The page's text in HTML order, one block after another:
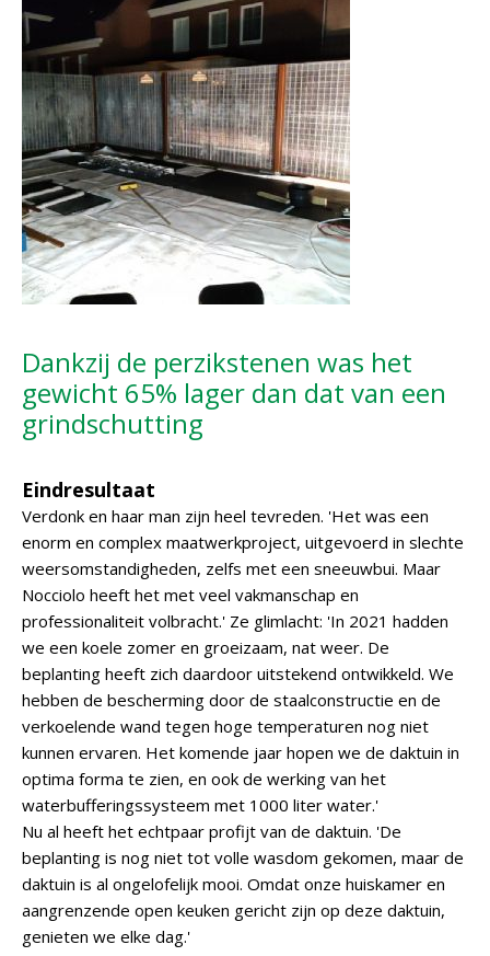
Dankzij de perzikstenen was het
gewicht 65% lager dan dat van een
grindschutting
Eindresultaat
Verdonk en haar man zijn heel tevreden. 'Het was een
enorm en complex maatwerkproject, uitgevoerd in slechte
weersomstandigheden, zelfs met een sneeuwbui. Maar
Nocciolo heeft het met veel vakmanschap en
professionaliteit volbracht.' Ze glimlacht: 'In 2021 hadden
we een koele zomer en groeizaam, nat weer. De
beplanting heeft zich daardoor uitstekend ontwikkeld. We
hebben de bescherming door de staalconstructie en de
verkoelende wand tegen hoge temperaturen nog niet
kunnen ervaren. Het komende jaar hopen we de daktuin in
optima forma te zien, en ook de werking van het
waterbufferingssysteem met 1000 liter water.'
Nu al heeft het echtpaar profijt van de daktuin. 'De
beplanting is nog niet tot volle wasdom gekomen, maar de
daktuin is al ongelofelijk mooi. Omdat onze huiskamer en
aangrenzende open keuken gericht zijn op deze daktuin,
genieten we elke dag.'